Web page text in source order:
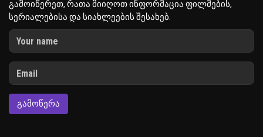
გამოიწერეთ, რათა მიიღოთ ინფორმაცია ფილმების,
სერიალებისა და სიახლეების შესახებ.
ᲒᲐᲛᲝᲬᲔᲠᲐ